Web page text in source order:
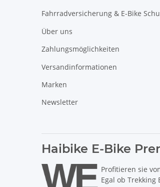
Fahrradversicherung & E-Bike
Über uns
Zahlungsmöglichkeiten
Versandinformationen
Marken
Newsletter
Haibike E-Bike
Profitieren sie
Egal ob Trekking